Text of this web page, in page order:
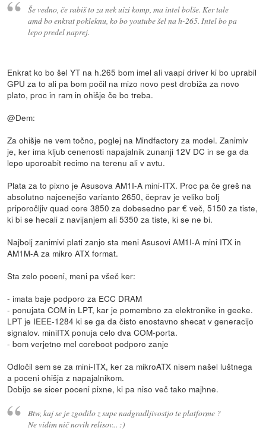
Še vedno, če rabiš to za nek uizi komp, ma intel bolše. Ker tale
amd bo enkrat pokleknu, ko bo youtube šel na h-265. Intel bo pa
lepo predel naprej.
Enkrat ko bo šel YT na h.265 bom imel ali vaapi driver ki bo uprabil
GPU za to ali pa bom počil na mizo novo pest drobiža za novo
plato, proc in ram in ohišje če bo treba.
@Dem:
Za ohišje ne vem točno, poglej na Mindfactory za model. Zanimiv
je, ker ima kljub cenenosti napajalnik zunanji 12V DC in se ga da
lepo uporoabit recimo na terenu ali v avtu.
Plata za to pixno je Asusova AM1I-A mini-ITX. Proc pa če greš na
absolutno najcenejšo varianto 2650, čeprav je veliko bolj
priporočljiv quad core 3850 za dobesedno par € več, 5150 za tiste,
ki bi se hecali z navijanjem ali 5350 za tiste, ki se ne bi.
Najbolj zanimivi plati zanjo sta meni Asusovi AM1I-A mini ITX in
AM1M-A za mikro ATX format.
Sta zelo poceni, meni pa všeč ker:
- imata baje podporo za ECC DRAM
- ponujata COM in LPT, kar je pomembno za elektronike in geeke.
LPT je IEEE-1284 ki se ga da čisto enostavno shecat v generacijo
signalov. miniITX ponuja celo dva COM-porta.
- bom verjetno mel coreboot podporo zanje
Odločil sem se za mini-ITX, ker za mikroATX nisem našel luštnega
a poceni ohišja z napajalnikom.
Dobijo se sicer poceni pixne, ki pa niso več tako majhne.
Btw, kaj se je zgodilo z supe nadgradljivostjo te platforme ?
Ne vidim nič novih relisov... :)